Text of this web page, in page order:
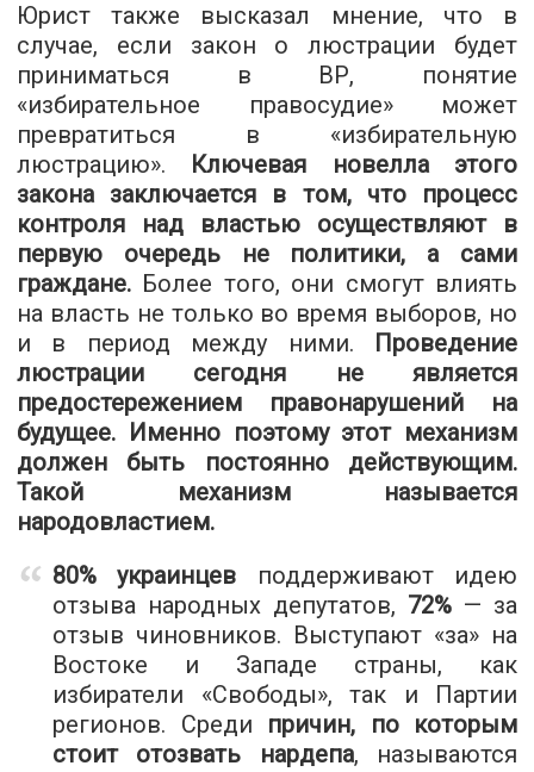
Юрист также высказал мнение, что в
случае, если закон о люстрации будет
приниматься в ВР, понятие
«избирательное правосудие» может
превратиться в «избирательную
люстрацию». Ключевая новелла этого
закона заключается в том, что процесс
контроля над властью осуществляют в
первую очередь не политики, а сами
граждане. Более того, они смогут влиять
на власть не только во время выборов, но
и в период между ними. Проведение
люстрации сегодня не является
предостережением правонарушений на
будущее. Именно поэтому этот механизм
должен быть постоянно действующим.
Такой механизм называется
народовластием.
80% украинцев поддерживают идею
отзыва народных депутатов, 72% — за
отзыв чиновников. Выступают «за» на
Востоке и Западе страны, как
избиратели «Свободы», так и Партии
регионов. Среди причин, по которым
стоит отозвать нардепа, называются